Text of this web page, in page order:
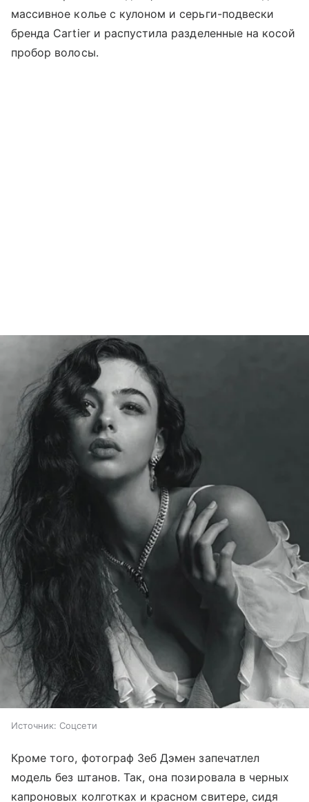
массивное колье с кулоном и серьги-подвески
бренда Cartier и распустила разделенные на косой
пробор волосы.
Источник: Соцсети
Кроме того, фотограф Зеб Дэмен запечатлел
модель без штанов. Так, она позировала в черных
капроновых колготках и красном свитере, сидя